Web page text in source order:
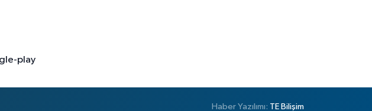
Haber Yazılımı: TE Bilişim